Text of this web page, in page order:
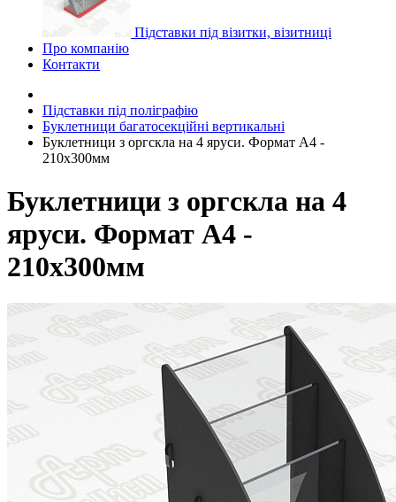
Підставки під візитки, візитниці
Про компанію
Контакти
Підставки під поліграфію
Буклетници багатосекційні вертикальні
Буклетници з оргскла на 4 яруси. Формат А4 -
210x300мм
Буклетници з оргскла на 4
яруси. Формат А4 -
210x300мм